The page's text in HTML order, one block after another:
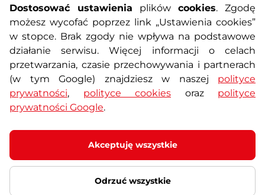
Metody płatności Program lojalnościowy
Usługi dodatkowe Reklamacje i serwis
Formularz kontaktowy Wyposażenie siłowni
Dostosować ustawienia plików cookies. Zgodę
możesz wycofać poprzez link „Ustawienia cookies”
w stopce. Brak zgody nie wpływa na podstawowe
działanie serwisu. Więcej informacji o celach
przetwarzania, czasie przechowywania i partnerach
(w tym Google) znajdziesz w naszej polityce
prywatności, polityce cookies oraz polityce
prywatności Google.
Akceptuję wszystkie
Odrzuć wszystkie